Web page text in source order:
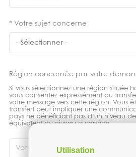
Votre sujet concerne
Votre
concerne
Région concernée par votre
Si vous sélectionnez une région située
vous consentez expressément au
votre message vers cette région. Vous
transfert peut impliquer une
pays ne bénéficiant pas d’un niveau
équivalent au niveau européen.
Votre
Utilisation